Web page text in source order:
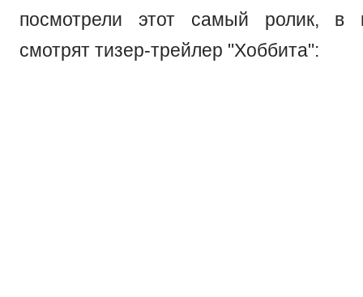
посмотрели этот самый ролик, в
смотрят тизер-трейлер "Хоббита":